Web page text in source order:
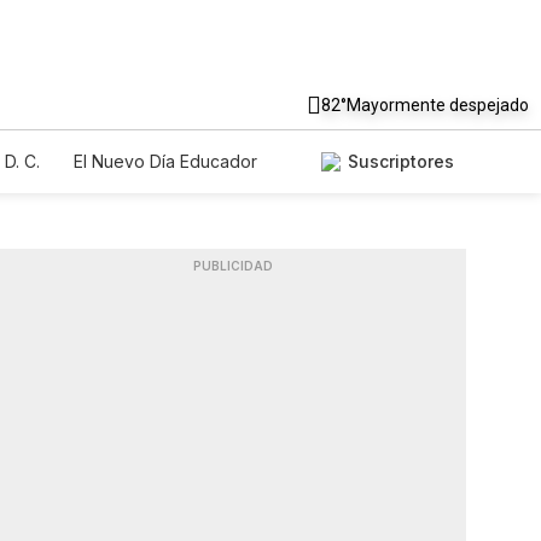
82°Mayormente despejado
C. El Nuevo Día Educador Suscriptores
PUBLICIDAD